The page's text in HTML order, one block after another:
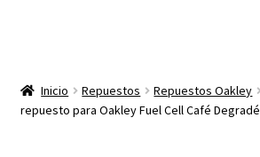
Inicio Repuestos Repuestos Oakley
repuesto para Oakley Fuel Cell Café Degradé